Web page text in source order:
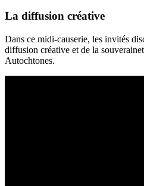
La diffusion créative
Dans ce midi-causerie, les invités
diffusion créative et de la
Autochtones.